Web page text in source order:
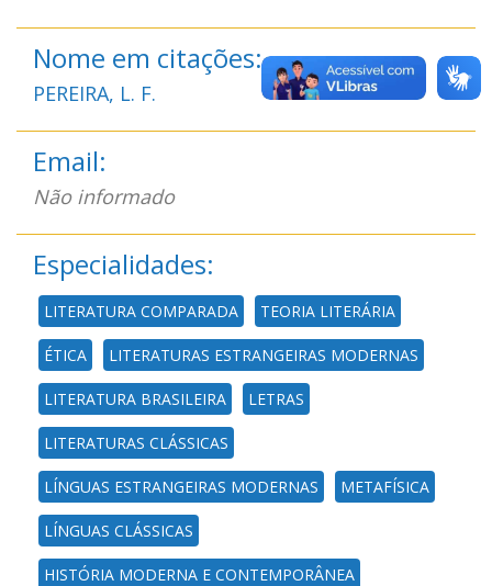
Nome em citações:
PEREIRA, L. F.
Email:
Não informado
Especialidades:
LITERATURA COMPARADA TEORIA LITERÁRIA
ÉTICA LITERATURAS ESTRANGEIRAS MODERNAS
LITERATURA BRASILEIRA LETRAS
LITERATURAS CLÁSSICAS
LÍNGUAS ESTRANGEIRAS MODERNAS METAFÍSICA
LÍNGUAS CLÁSSICAS
HISTÓRIA MODERNA E CONTEMPORÂNEA